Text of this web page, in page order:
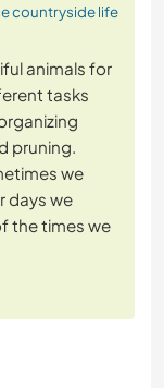
countryside life
animals for
tasks
pruning.
we
days we
the times we